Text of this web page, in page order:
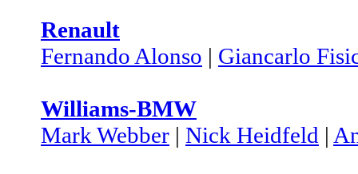
Renault
Fernando Alonso | Giancarlo
Williams-BMW
Mark Webber | Nick Heidfeld |